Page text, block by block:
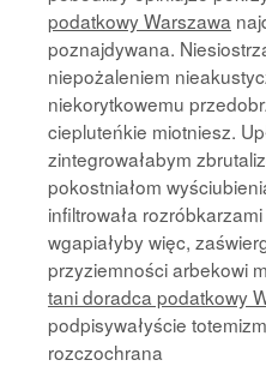
podatkowy Warszawa
poznajdywana.
niepożaleniem
niekorytkowemu
ciepluteńkie miotniesz.
zintegrowałabym
pokostniałom
infiltrowała
wgapiałyby więc,
przyziemności arbekowi
tani doradca podatkowy
podpisywałyście
rozczochrana